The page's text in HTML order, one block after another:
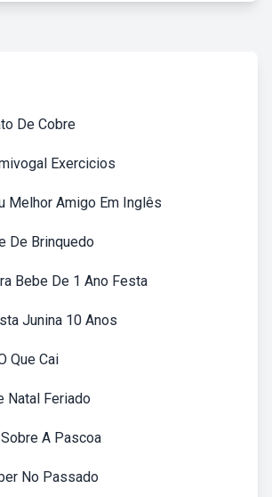
De Cobre
Exercicios
Melhor Amigo Em Inglês
De Brinquedo
Bebe De 1 Ano Festa
Junina 10 Anos
Que Cai
Natal Feriado
A Pascoa
No Passado